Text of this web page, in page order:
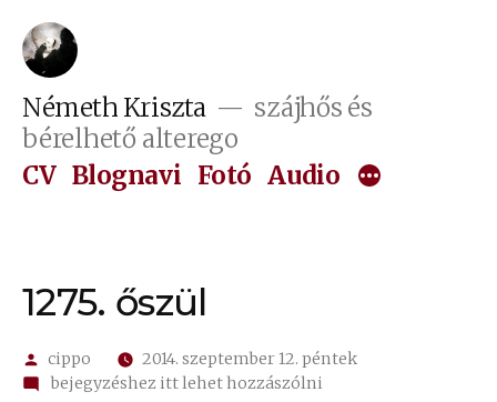
Tartalomhoz
Németh Kriszta
szájhős és
bérelhető alterego
CV Blognavi Fotó Audio
1275. őszül
Szerző:
cippo
2014. szeptember 12. péntek
on
bejegyzéshez itt lehet hozzászólni